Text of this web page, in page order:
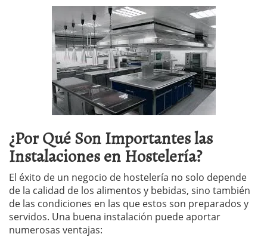
¿Por Qué Son Importantes las
Instalaciones en Hostelería?
El éxito de un negocio de hostelería no solo depende
de la calidad de los alimentos y bebidas, sino también
de las condiciones en las que estos son preparados y
servidos. Una buena instalación puede aportar
numerosas ventajas: